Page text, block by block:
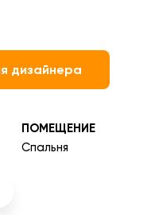
дизайнера
ПОМЕЩЕНИЕ
Спальня